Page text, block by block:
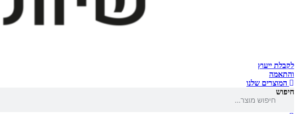
לקבלת ייעוץ
והתאמה
המוצרים שלנו
חיפוש